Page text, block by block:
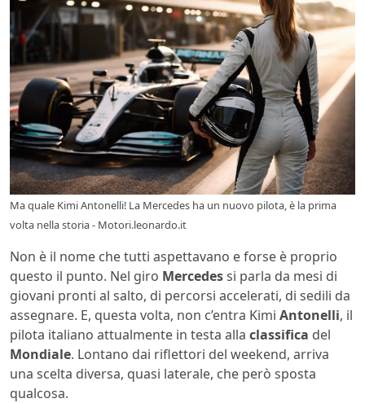
Ma quale Kimi Antonelli! La Mercedes ha un nuovo pilota, è la prima
volta nella storia - Motori.leonardo.it
Non è il nome che tutti aspettavano e forse è proprio
questo il punto. Nel giro Mercedessi parla da mesi di
giovani pronti al salto, di percorsi accelerati, di sedili da
assegnare. E, questa volta, non c’entra Kimi Antonelli, il
pilota italiano attualmente in testa alla classifica del
Mondiale. Lontano dai riflettori del weekend, arriva
una scelta diversa, quasi laterale, che però sposta
qualcosa.